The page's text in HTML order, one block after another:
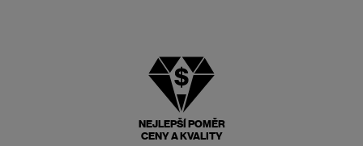
NEJLEPŠÍ POMĚR
CENY A KVALITY